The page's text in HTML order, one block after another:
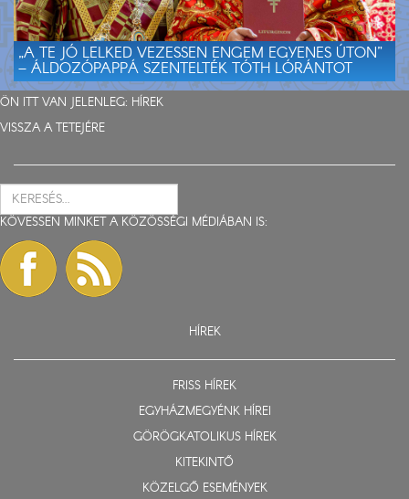
„A TE JÓ LELKED VEZESSEN ENGEM EGYENES ÚTON”
– ÁLDOZÓPAPPÁ SZENTELTÉK TÓTH LÓRÁNTOT
ÖN ITT VAN JELENLEG: HÍREK
VISSZA A TETEJÉRE
KÖVESSEN MINKET A KÖZÖSSÉGI MÉDIÁBAN IS:
HÍREK
FRISS HÍREK
EGYHÁZMEGYÉNK HÍREI
GÖRÖGKATOLIKUS HÍREK
KITEKINTŐ
KÖZELGŐ ESEMÉNYEK